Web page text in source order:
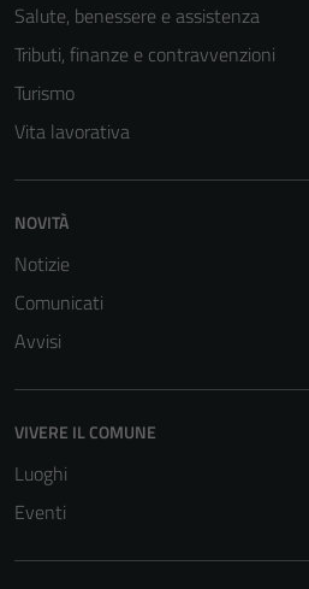
Salute, benessere e assistenza
Tributi, finanze e contravvenzioni
Turismo
Vita lavorativa
NOVITÀ
Notizie
Comunicati
Avvisi
VIVERE IL COMUNE
Luoghi
Eventi